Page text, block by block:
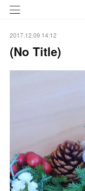
2017.12.09 14:12
(No Title)